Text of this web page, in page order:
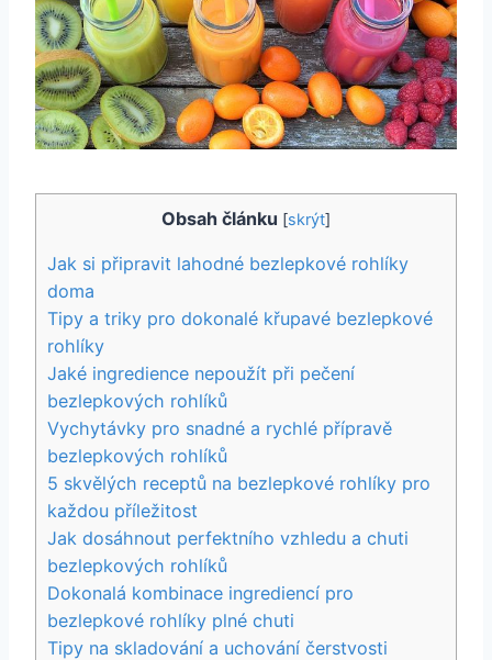
Obsah článku [skrýt]
Jak si připravit lahodné bezlepkové rohlíky
doma
Tipy a triky pro dokonalé křupavé bezlepkové
rohlíky
Jaké ingredience nepoužít při pečení
bezlepkových rohlíků
Vychytávky pro snadné a rychlé přípravě
bezlepkových rohlíků
5 skvělých receptů na bezlepkové rohlíky pro
každou příležitost
Jak dosáhnout perfektního vzhledu a chuti
bezlepkových rohlíků
Dokonalá kombinace ingrediencí pro
bezlepkové rohlíky plné chuti
Tipy na skladování a uchování čerstvosti